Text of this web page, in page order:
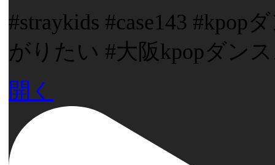
#straykids #case143
がりたい #大阪kpopダン
開く